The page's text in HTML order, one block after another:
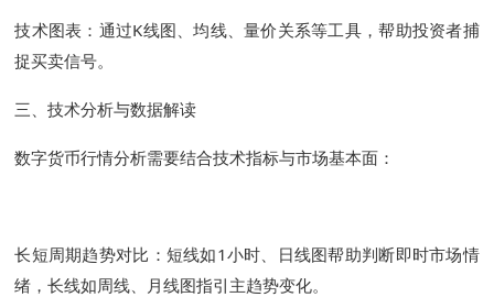
技术图表：通过K线图、均线、量价关系等工具，帮助投资者捕
捉买卖信号。
三、技术分析与数据解读
数字货币行情分析需要结合技术指标与市场基本面：
长短周期趋势对比：短线如1小时、日线图帮助判断即时市场情
绪，长线如周线、月线图指引主趋势变化。